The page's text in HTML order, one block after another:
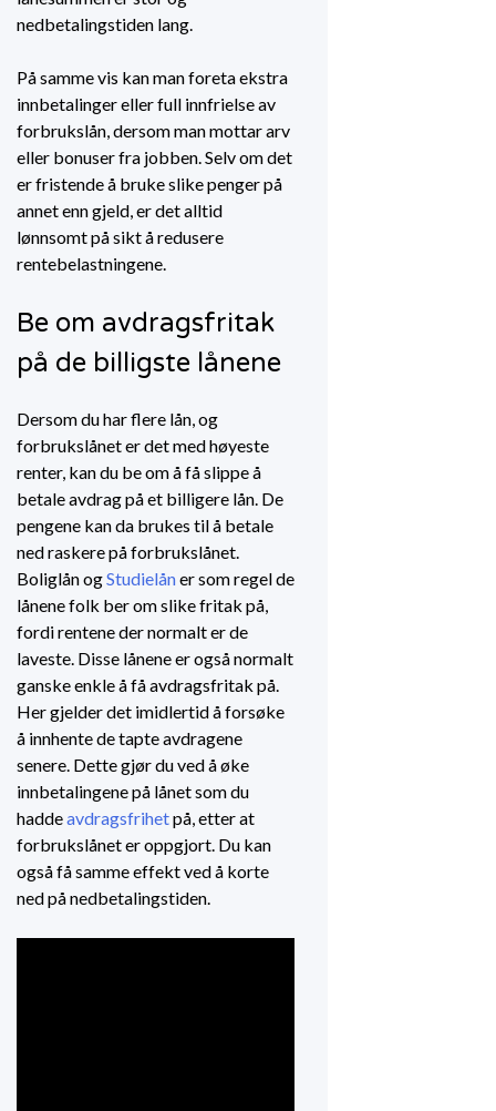
nedbetalingstiden lang.
På samme vis kan man foreta ekstra
innbetalinger eller full innfrielse av
forbrukslån, dersom man mottar arv
eller bonuser fra jobben. Selv om det
er fristende å bruke slike penger på
annet enn gjeld, er det alltid
lønnsomt på sikt å redusere
rentebelastningene.
Be om avdragsfritak
på de billigste lånene
Dersom du har flere lån, og
forbrukslånet er det med høyeste
renter, kan du be om å få slippe å
betale avdrag på et billigere lån. De
pengene kan da brukes til å betale
ned raskere på forbrukslånet.
Boliglån ogStudielåner som regel de
lånene folk ber om slike fritak på,
fordi rentene der normalt er de
laveste. Disse lånene er også normalt
ganske enkle å få avdragsfritak på.
Her gjelder det imidlertid å forsøke
å innhente de tapte avdragene
senere. Dette gjør du ved å øke
innbetalingene på lånet som du
haddeavdragsfrihetpå, etter at
forbrukslånet er oppgjort. Du kan
også få samme effekt ved å korte
ned på nedbetalingstiden.